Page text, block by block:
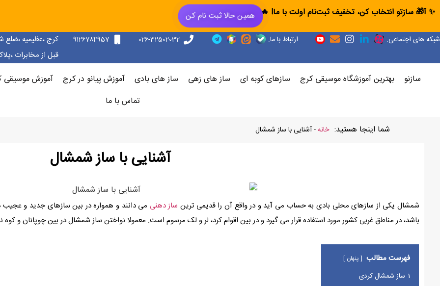
✨ آ🎁 سازتو انتخاب کن، تخفیف ثبت‌نام اولت با ما! 🔥 همین حالا ثبت نام کن
شبکه های اجتماعی: ارتباط با ما: 026-32502032
9126784957
کرج ،عظیمیه ،ضلع
قبل از مخابرات ،پلاک 156 ،طبقه دوم
سازنو بهترین آموزشگاه موسیقی کرج سازهای کوبه ای ساز های زهی ساز های بادی آموزش پیانو در کرج
آموزش موسیقی
تماس با ما
شما اینجا هستید: خانه-آشنایی با ساز شمشال
آشنایی با ساز شمشال
شمشال یکی از سازهای محلی بادی به حساب می آید و در واقع آن را قدیمی ترین ساز دهنی می دانند و همواره در بین سازهای جدید و
باشد، در مناطق غربی کشور مورد استفاده قرار می گیرد و در بین اقوام کرد، لر و لک مرسوم است. معمولا نواختن ساز شمشال در بین چوپانان و
فهرست مطالب پنهان
1 ساز شمشال کردی